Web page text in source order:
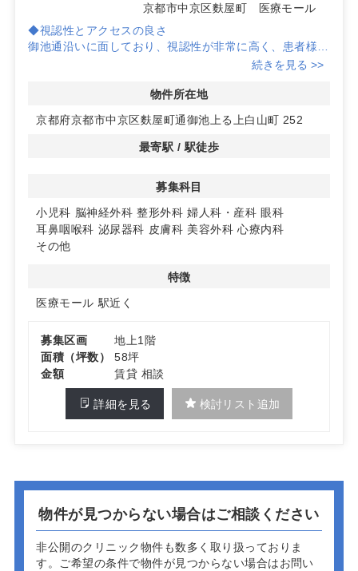
京都市中京区麩屋町 医療モール
◆視認性とアクセスの良さ
御池通沿いに面しており、視認性が非常に高く、患者様に
とってわかりやすい立地です。周辺には公共交通機関も充
1階での開業が可能な希少な物件です。元金融機関の場所
で、地域住民にとっても馴染みのある場所での開業が実現
小児科や脳神経外科、整形外科など幅広い診療科目での開
業が可能です。医療モールの利便性を活かし、集患力を高
められる環境が整っています。詳細はお問い合わせくださ
い。
続きを見る >>
物件所在地
京都府京都市中京区麩屋町通御池上る上白山町 252
最寄駅 / 駅徒歩
募集科目
小児科 脳神経外科 整形外科 婦人科・産科 眼科
耳鼻咽喉科 泌尿器科 皮膚科 美容外科 心療内科
その他
特徴
医療モール 駅近く
募集区画
地上1階
面積（坪数）
58坪
金額
賃貸 相談
詳細を見る 検討リスト追加
物件が見つからない場合はご相談ください
非公開のクリニック物件も数多く取り扱っておりま
す。 ご希望の条件で物件が見つからない場合はお問い